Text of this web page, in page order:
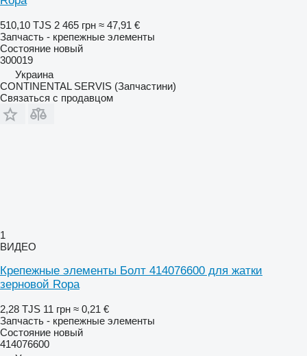
510,10 TJS 2 465 грн ≈ 47,91 €
Запчасть - крепежные элементы
Состояние новый
300019
Украина
CONTINENTAL SERVIS (Запчастини)
Связаться с продавцом
1
ВИДЕО
Крепежные элементы Болт 414076600 для жатки
зерновой Ropa
2,28 TJS 11 грн ≈ 0,21 €
Запчасть - крепежные элементы
Состояние новый
414076600